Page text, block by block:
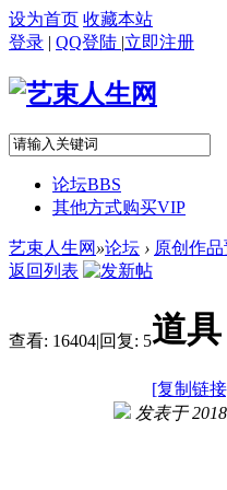
设为首页 收藏本站
登录 | QQ登陆 |立即注册
论坛BBS
其他方式购买VIP
艺束人生网 »论坛 › 原创作
返回列表
查看: 16404|回复: 5道具
[复制链
发表于